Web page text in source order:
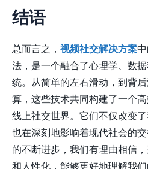
结语
总而言之， 视频社交解决方案
法，是一个融合了心理学、数
统。从简单的左右滑动，到背
算，这些技术共同构建了一个
线上社交世界。它们不仅改变
也在深刻地影响着现代社会的
的不断进步，我们有理由相信
和人性化，能够更好地理解我